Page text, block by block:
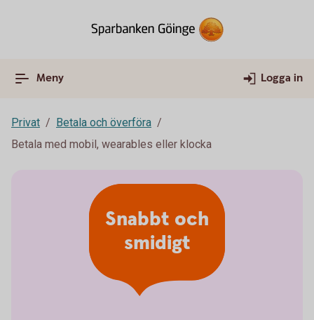
Meny Logga in
Privat
Betala och överföra
Betala med mobil, wearables eller klocka
Snabbt och
smidigt